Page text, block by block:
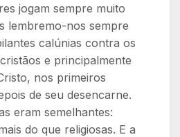
jogam sempre muito
lembremo-nos sempre
calúnias contra os
e principalmente
nos primeiros
de seu desencarne.
eram semelhantes:
do que religiosas. E a